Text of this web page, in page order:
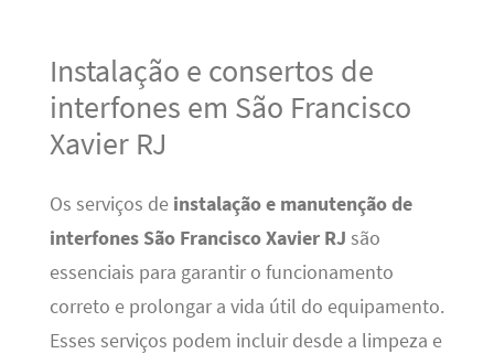
Instalação e consertos de
interfones em São Francisco
Xavier RJ
Os serviços de instalação e manutenção de
interfones São Francisco Xavier RJ são
essenciais para garantir o funcionamento
correto e prolongar a vida útil do equipamento.
Esses serviços podem incluir desde a limpeza e